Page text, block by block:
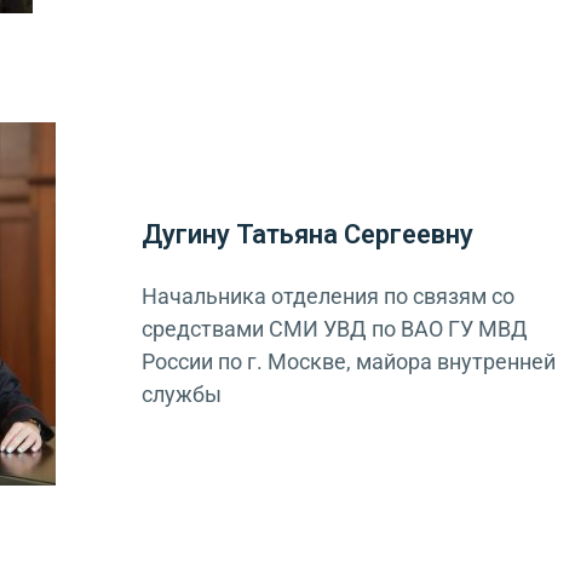
Дугину Татьяна Сергеевну
Начальника отделения по связям со
средствами СМИ УВД по ВАО ГУ МВД
России по г. Москве, майора внутренней
службы